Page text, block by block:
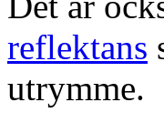
reflektans
utrymme.